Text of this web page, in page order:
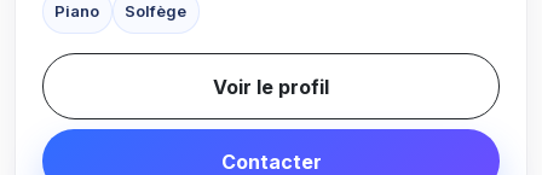
Piano Solfège
Voir le profil
Contacter